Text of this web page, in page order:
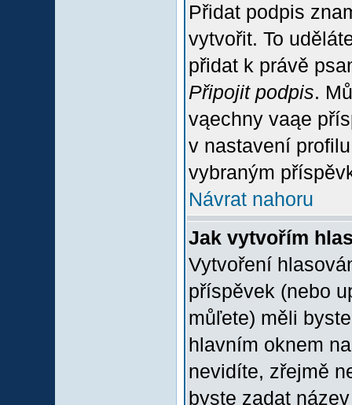
Přidat podpis
vytvořit. To
přidat k právě
Připojit podpis.
vąechny vaąe
v nastavení
vybraným
Návrat nahoru
Jak vytvořím
Vytvoření
příspěvek (nebo
můľete) měli
hlavním oknem
nevidíte, zřejmě
byste zadat